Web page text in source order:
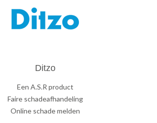
Ditzo
Een A.S.R product
Faire schadeafhandeling
Online schade melden